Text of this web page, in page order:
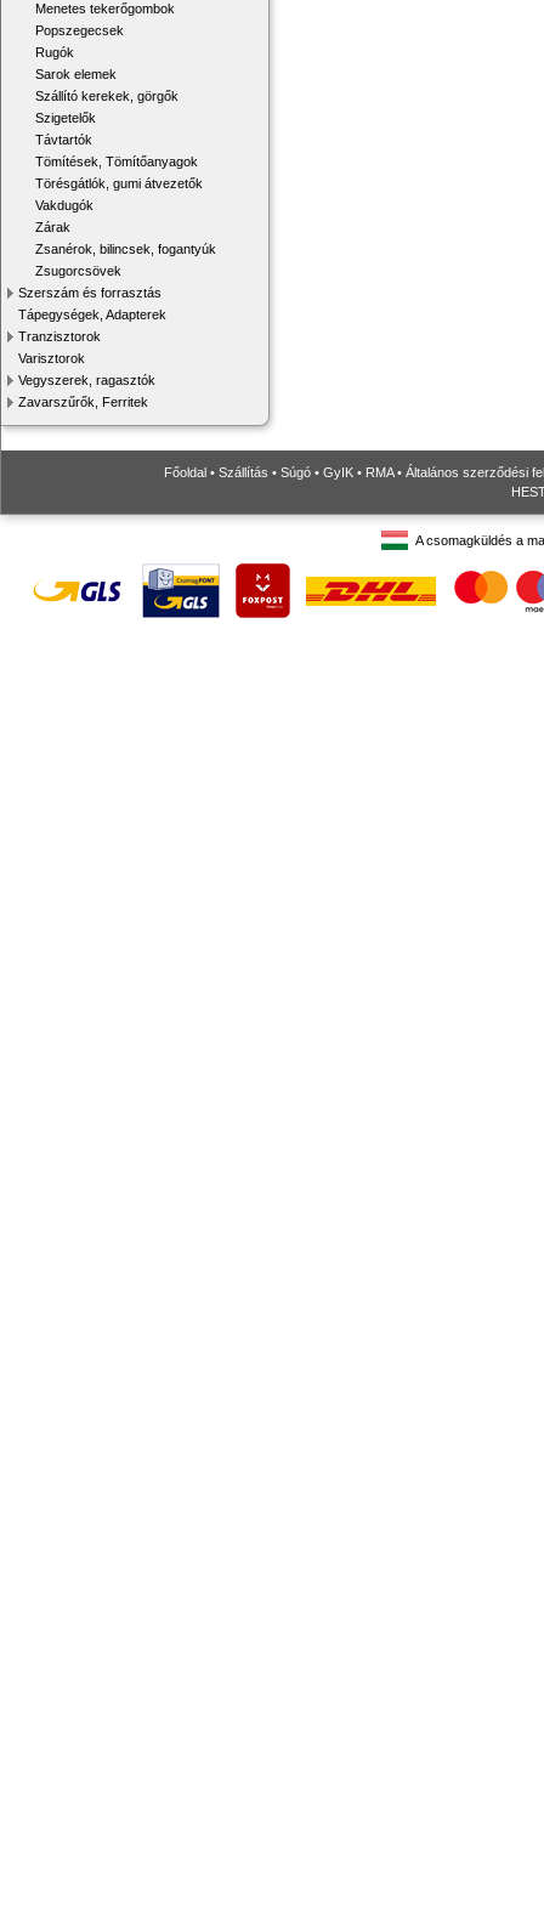
Menetes tekerőgombok
Popszegecsek
Rugók
Sarok elemek
Szállító kerekek, görgők
Szigetelők
Távtartók
Tömítések, Tömítőanyagok
Törésgátlók, gumi átvezetők
Vakdugók
Zárak
Zsanérok, bilincsek, fogantyúk
Zsugorcsövek
Szerszám és forrasztás
Tápegységek, Adapterek
Tranzisztorok
Varisztorok
Vegyszerek, ragasztók
Zavarszűrők, Ferritek
Főoldal • Szállítás • Súgó • GyIK • RMA• Általános szerződési
A csomagküldés a